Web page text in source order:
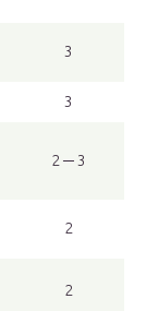
3
3
2 ─ 3
2
2